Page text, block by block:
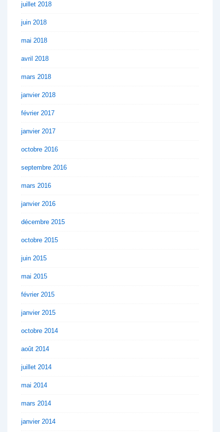
juillet 2018
juin 2018
mai 2018
avril 2018
mars 2018
janvier 2018
février 2017
janvier 2017
octobre 2016
septembre 2016
mars 2016
janvier 2016
décembre 2015
octobre 2015
juin 2015
mai 2015
février 2015
janvier 2015
octobre 2014
août 2014
juillet 2014
mai 2014
mars 2014
janvier 2014